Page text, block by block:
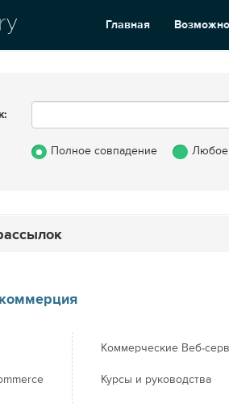
Главная
Полное совпадение Любое
Коммерческие Веб-
Курсы и руководства